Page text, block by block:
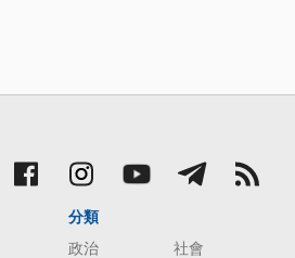
分類
政治
社會